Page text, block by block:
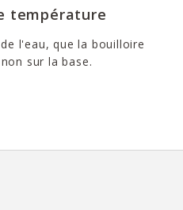
température
l'eau, que la bouilloire
sur la base.